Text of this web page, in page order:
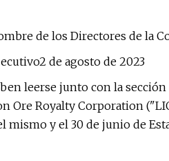
de los Directores de la
de agosto de 2023
leerse junto con la
Ore Royalty Corporation
y el 30 de junio de